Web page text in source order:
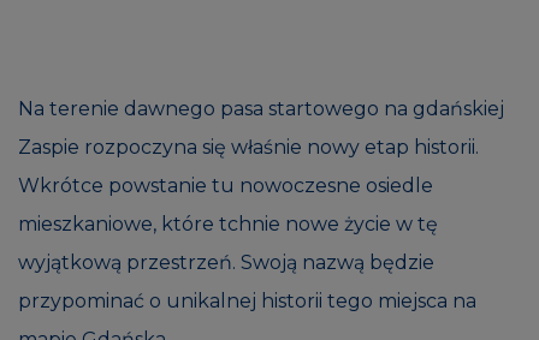
Na terenie dawnego pasa startowego na gdańskiej
Zaspie rozpoczyna się właśnie nowy etap historii.
Wkrótce powstanie tu nowoczesne osiedle
mieszkaniowe, które tchnie nowe życie w tę
wyjątkową przestrzeń. Swoją nazwą będzie
przypominać o unikalnej historii tego miejsca na